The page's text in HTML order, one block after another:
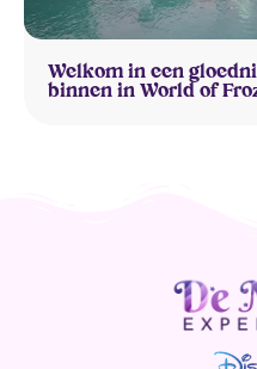
Welkom in een
binnen in World of